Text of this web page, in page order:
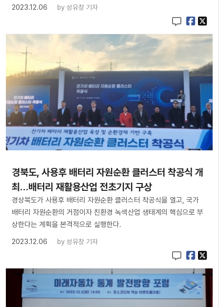
2023.12.06
by 성유창 기자
경북도, 사용후 배터리 자원순환 클러스터 착공식 개
최…배터리 재활용산업 전초기지 구상
경상북도가 사용후 배터리 자원순환 클러스터 착공식을 열고, 국가
배터리 자원순환의 거점이자 친환경 녹색산업 생태계의 핵심으로 부
상한다는 계획을 본격적으로 실행한다.
2023.12.06
by 성유창 기자